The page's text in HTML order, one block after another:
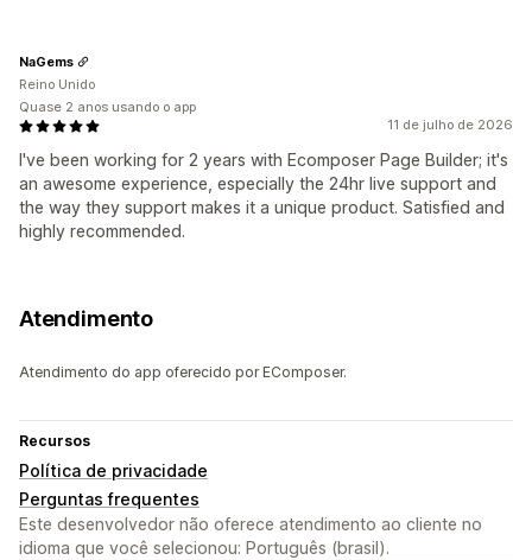
11 de julho de 2026
I've been working for 2 years with Ecomposer Page Builder; it's
an awesome experience, especially the 24hr live support and
the way they support makes it a unique product. Satisfied and
highly recommended.
NaGems
Reino Unido
Quase 2 anos usando o app
Atendimento
Atendimento do app oferecido por EComposer.
Recursos
Política de privacidade
Perguntas frequentes
Este desenvolvedor não oferece atendimento ao cliente no
idioma que você selecionou: Português (brasil).